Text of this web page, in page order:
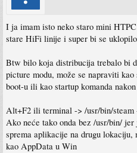
I ja imam isto neko staro mini
stare HiFi linije i super bi se
Btw bilo koja distribucija trebalo bi
picture modu, može se napraviti
boot-u ili kao startup komanda
Alt+F2 ili terminal -> /usr/bin/steam
Ako neće tako onda bez /usr/bin/
sprema aplikacije na drugu
kao AppData u Win